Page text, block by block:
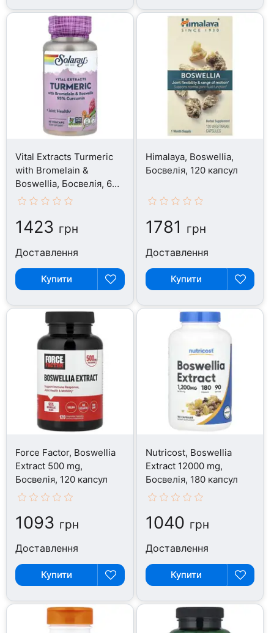
Vital Extracts Turmeric
with Bromelain &
Boswellia, Босвелія, 60
капсул
1423 грн
Доставлення
Купити
Himalaya, Boswellia,
Босвелія, 120 капсул
1781 грн
Доставлення
Купити
Force Factor, Boswellia
Extract 500 mg,
Босвелія, 120 капсул
1093 грн
Доставлення
Купити
Nutricost, Boswellia
Extract 12000 mg,
Босвелія, 180 капсул
1040 грн
Доставлення
Купити